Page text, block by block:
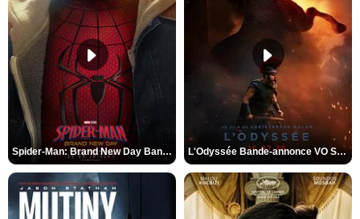
Spider-Man: Brand New Day Bande-annonce VO STFR L'Odyssée Bande-annonce VO STFR